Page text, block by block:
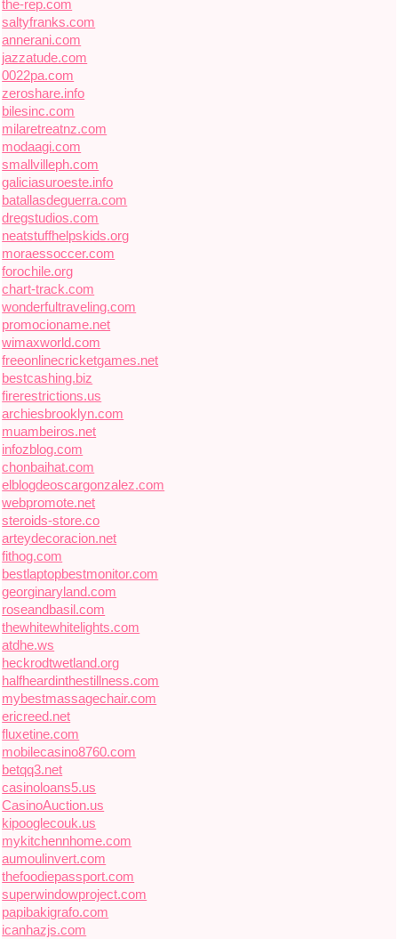
the-rep.com
saltyfranks.com
annerani.com
jazzatude.com
0022pa.com
zeroshare.info
bilesinc.com
milaretreatnz.com
modaagi.com
smallvilleph.com
galiciasuroeste.info
batallasdeguerra.com
dregstudios.com
neatstuffhelpskids.org
moraessoccer.com
forochile.org
chart-track.com
wonderfultraveling.com
promocioname.net
wimaxworld.com
freeonlinecricketgames.net
bestcashing.biz
firerestrictions.us
archiesbrooklyn.com
muambeiros.net
infozblog.com
chonbaihat.com
elblogdeoscargonzalez.com
webpromote.net
steroids-store.co
arteydecoracion.net
fithog.com
bestlaptopbestmonitor.com
georginaryland.com
roseandbasil.com
thewhitewhitelights.com
atdhe.ws
heckrodtwetland.org
halfheardinthestillness.com
mybestmassagechair.com
ericreed.net
fluxetine.com
mobilecasino8760.com
betqq3.net
casinoloans5.us
CasinoAuction.us
kipooglecouk.us
mykitchennhome.com
aumoulinvert.com
thefoodiepassport.com
superwindowproject.com
papibakigrafo.com
icanhazjs.com